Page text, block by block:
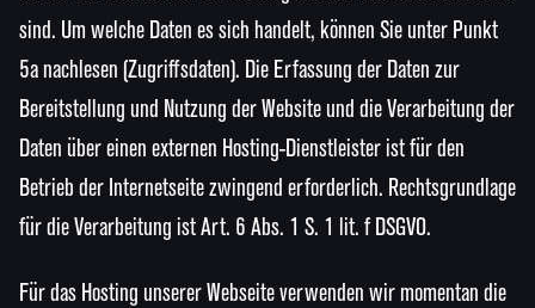
sind. Um welche Daten es sich handelt, können Sie unter Punkt
5a nachlesen (Zugriffsdaten). Die Erfassung der Daten zur
Bereitstellung und Nutzung der Website und die Verarbeitung der
Daten über einen externen Hosting-Dienstleister ist für den
Betrieb der Internetseite zwingend erforderlich. Rechtsgrundlage
für die Verarbeitung ist Art. 6 Abs. 1 S. 1 lit. f DSGVO.
Für das Hosting unserer Webseite verwenden wir momentan die